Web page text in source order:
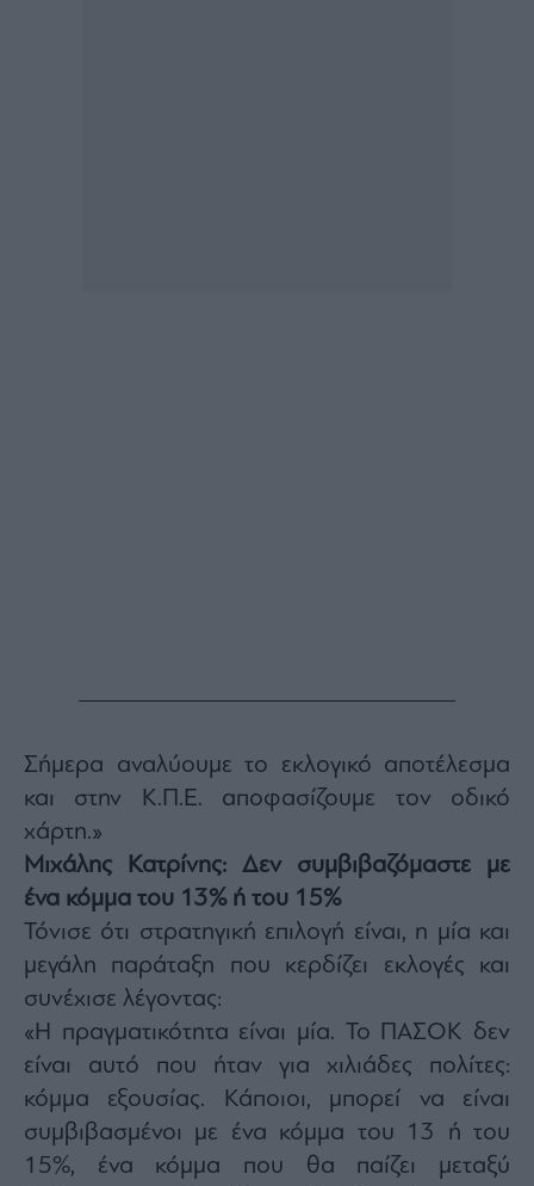
Σήμερα αναλύουμε το εκλογικό αποτέλεσμα
και στην Κ.Π.Ε. αποφασίζουμε τον οδικό
χάρτη.»
Μιχάλης Κατρίνης: Δεν συμβιβαζόμαστε με
ένα κόμμα του 13% ή του 15%
Τόνισε ότι στρατηγική επιλογή είναι, η μία και
μεγάλη παράταξη που κερδίζει εκλογές και
συνέχισε λέγοντας:
«Η πραγματικότητα είναι μία. Το ΠΑΣΟΚ δεν
είναι αυτό που ήταν για χιλιάδες πολίτες:
κόμμα εξουσίας. Κάποιοι, μπορεί να είναι
συμβιβασμένοι με ένα κόμμα του 13 ή του
15%, ένα κόμμα που θα παίζει μεταξύ